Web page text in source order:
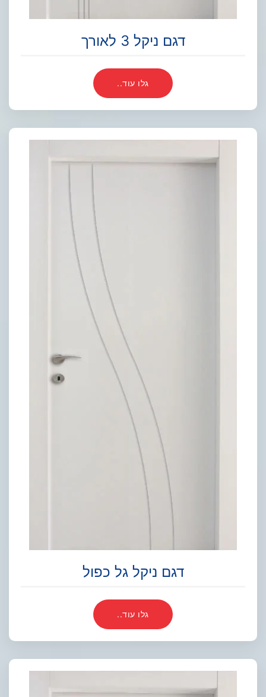
דגם ניקל 3 לאורך
גלו עוד..
דגם ניקל גל כפול
גלו עוד..